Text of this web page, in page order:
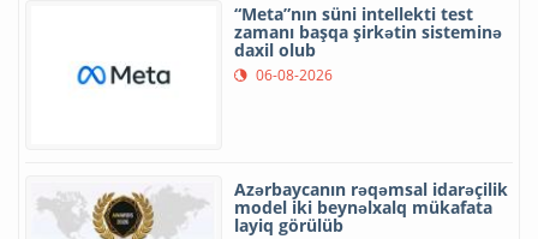
“Meta”nın süni intellekti test
zamanı başqa şirkətin sisteminə
daxil olub
06-08-2026
Azərbaycanın rəqəmsal idarəçilik
model iki beynəlxalq mükafata
layiq görülüb